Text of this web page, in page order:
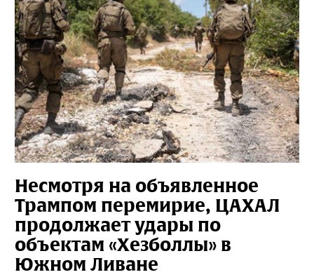
Несмотря на объявленное
Трампом перемирие, ЦАХАЛ
продолжает удары по
объектам «Хезболлы» в
Южном Ливане